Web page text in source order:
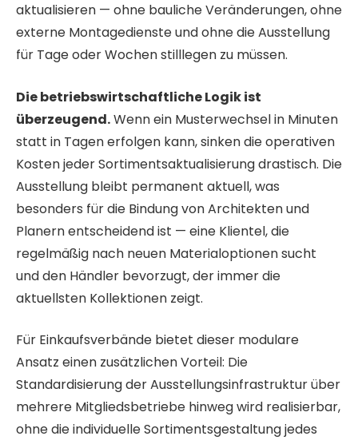
aktualisieren — ohne bauliche Veränderungen, ohne
externe Montagedienste und ohne die Ausstellung
für Tage oder Wochen stilllegen zu müssen.
Die betriebswirtschaftliche Logik ist
überzeugend.Wenn ein Musterwechsel in Minuten
statt in Tagen erfolgen kann, sinken die operativen
Kosten jeder Sortimentsaktualisierung drastisch. Die
Ausstellung bleibt permanent aktuell, was
besonders für die Bindung von Architekten und
Planern entscheidend ist — eine Klientel, die
regelmäßig nach neuen Materialoptionen sucht
und den Händler bevorzugt, der immer die
aktuellsten Kollektionen zeigt.
Für Einkaufsverbände bietet dieser modulare
Ansatz einen zusätzlichen Vorteil: Die
Standardisierung der Ausstellungsinfrastruktur über
mehrere Mitgliedsbetriebe hinweg wird realisierbar,
ohne die individuelle Sortimentsgestaltung jedes